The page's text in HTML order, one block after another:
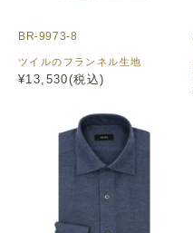
BR-9973-8
ツイルのフランネル生地
¥13,530(税込)